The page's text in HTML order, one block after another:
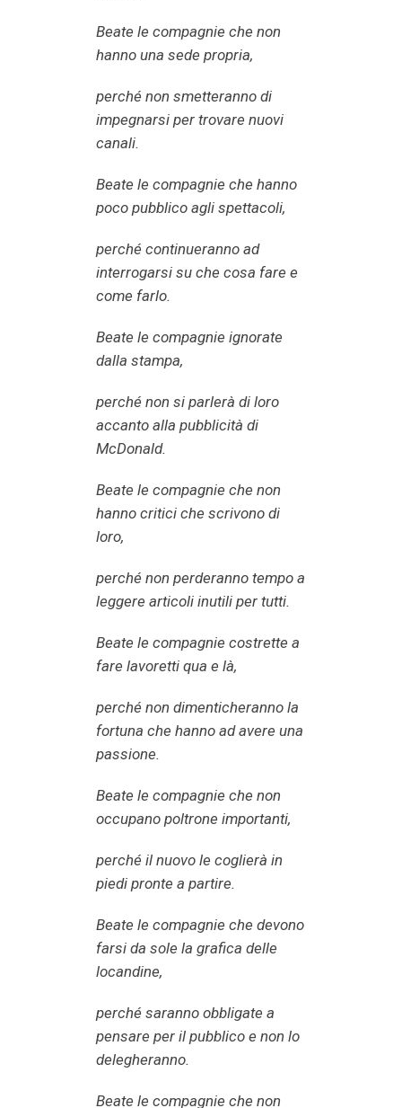
Beate le compagnie che non
hanno una sede propria,
perché non smetteranno di
impegnarsi per trovare nuovi
canali.
Beate le compagnie che hanno
poco pubblico agli spettacoli,
perché continueranno ad
interrogarsi su che cosa fare e
come farlo.
Beate le compagnie ignorate
dalla stampa,
perché non si parlerà di loro
accanto alla pubblicità di
McDonald.
Beate le compagnie che non
hanno critici che scrivono di
loro,
perché non perderanno tempo a
leggere articoli inutili per tutti.
Beate le compagnie costrette a
fare lavoretti qua e là,
perché non dimenticheranno la
fortuna che hanno ad avere una
passione.
Beate le compagnie che non
occupano poltrone importanti,
perché il nuovo le coglierà in
piedi pronte a partire.
Beate le compagnie che devono
farsi da sole la grafica delle
locandine,
perché saranno obbligate a
pensare per il pubblico e non lo
delegheranno.
Beate le compagnie che non